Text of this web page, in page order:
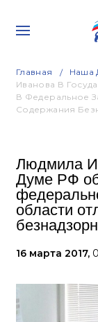
Главная Наша
Иванова В
В Федеральное
Содержания
Людмила
Думе РФ
области
16 марта 2017,